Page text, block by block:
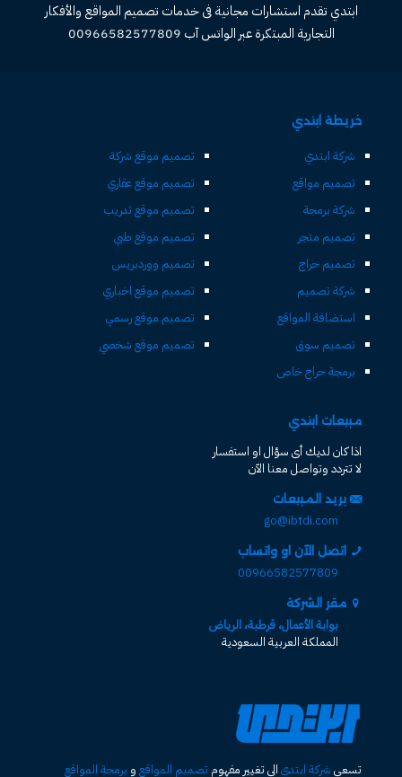
ابتدي تقدم استشارات مجانية فى خدمات تصميم المواقع والأفكار
التجارية المبتكرة عبر الواتس آب 00966582577809
خريطة ابتدي
شركة ابتدي
تصميم مواقع
شركة برمجة
تصميم متجر
تصميم حراج
شركة تصميم
استضافة المواقع
تصميم سوق
برمجة حراج خاص
تصميم موقع شركة
تصميم موقع عقاري
تصميم موقع تدريب
تصميم موقع طبي
تصميم ووردبريس
تصميم موقع اخباري
تصميم موقع رسمي
تصميم موقع شخصي
مبيعات ابتدي
اذا كان لديك أى سؤال او استفسار
لا تتردد وتواصل معنا الآن
بريد المبيعات
go@ibtdi.com
اتصل الآن او واتساب
00966582577809
مقر الشركة
بوابة الأعمال، قرطبة، الرياض
المملكة العربية السعودية
تسعى شركة ابتدي الى تغيير مفهوم تصميم المواقع و برمجة المواقع